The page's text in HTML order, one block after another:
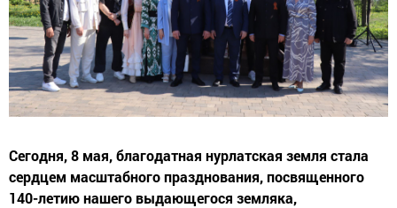
Сегодня, 8 мая, благодатная нурлатская земля стала
сердцем масштабного празднования, посвященного
140-летию нашего выдающегося земляка,